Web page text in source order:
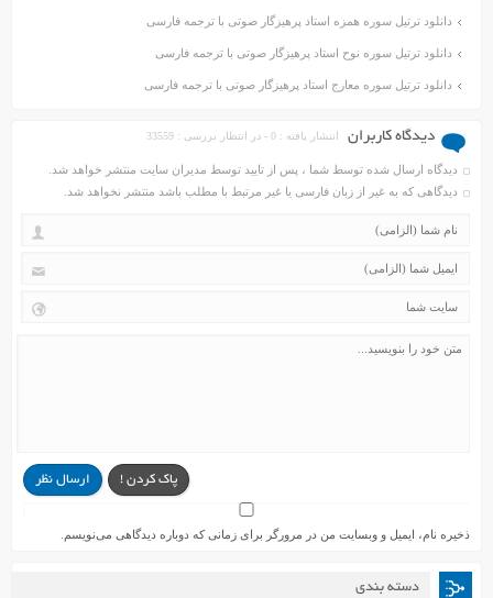
دانلود ترتیل سوره همزه استاد پرهیزگار صوتی با ترجمه فارسی
دانلود ترتیل سوره نوح استاد پرهیزگار صوتی با ترجمه فارسی
دانلود ترتیل سوره معارج استاد پرهیزگار صوتی با ترجمه فارسی
دیدگاه کاربران انتشار یافته : 0 - در انتظار بررسی : 33559
دیدگاه ارسال شده توسط شما ، پس از تایید توسط مدیران سایت منتشر خواهد شد.
دیدگاهی که به غیر از زبان فارسی یا غیر مرتبط با مطلب باشد منتشر نخواهد شد.
ارسال نظر پاک کردن !
ذخیره نام، ایمیل و وبسایت من در مرورگر برای زمانی که دوباره دیدگاهی می‌نویسم.
دسته بندی